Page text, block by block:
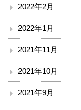
泌尿器科
産婦人科
耳鼻咽喉科
2022年2月
2022年1月
2021年11月
2021年10月
2021年9月